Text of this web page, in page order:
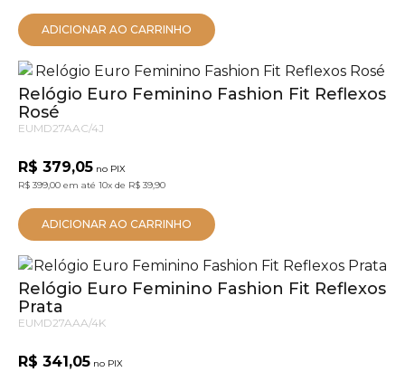
ADICIONAR AO CARRINHO
Relógio Euro Feminino Fashion Fit Reflexos
Rosé
EUMD27AAC/4J
R$ 379,05 no PIX
R$ 399,00 em até 10x de R$ 39,90
ADICIONAR AO CARRINHO
Relógio Euro Feminino Fashion Fit Reflexos
Prata
EUMD27AAA/4K
R$ 341,05 no PIX